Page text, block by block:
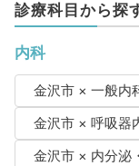
診療科目から探
内科
金沢市 × 一般内
金沢市 × 呼吸器
金沢市 × 内分泌